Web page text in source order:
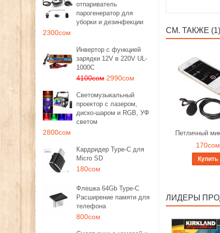
отпариватель
парогенератор для
уборки и дезинфекции
2300сом
Инвертор с функцией
зарядки 12V в 220V UL-
1000C
4100сом 2990сом
Светомузыкальный
проектор с лазером,
диско-шаром и RGB, УФ
светом
2800сом
Кардридер Type-C для
Micro SD
180сом
Флешка 64Gb Type-C
Расширение памяти для
телефона
800сом
СМ. ТАКЖЕ (1)
Петличный
170сом
Купить
ЛИДЕРЫ